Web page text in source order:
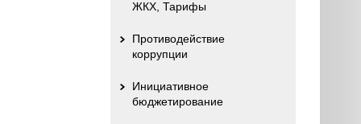
ЖКХ, Тарифы
Противодействие
коррупции
Инициативное
бюджетирование